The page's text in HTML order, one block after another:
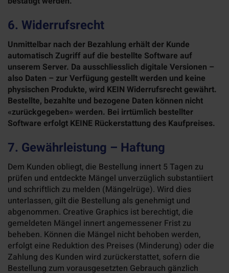
6. Widerrufsrecht
Unmittelbar nach der Bezahlung erhält der Kunde
automatisch Zugriff auf die bestellte Software auf
unserem Server. Da ausschliesslich digitale Versionen –
also Daten – zur Verfügung gestellt werden und keine
physischen Produkte, wird KEIN Widerrufsrecht gewährt.
Bestellte, bezahlte und bezogene Daten können nicht
«zurückgegeben» werden. Bei irrtümlich bestellter
Software erfolgt KEINE Rückerstattung des Kaufpreises.
7. Gewährleistung – Haftung
Dem Kunden obliegt, die Bestellung innert 5 Tagen zu
prüfen und entdeckte Mängel unverzüglich substantiiert
und schriftlich zu melden (Mängelrüge). Wird dies
unterlassen, gilt die Bestellung als genehmigt und
abgenommen. Creative Graphics ist berechtigt, die
gemeldeten Mängel innert angemessener Frist zu
beheben. Können die Mängel nicht behoben werden,
erfolgt eine Reduktion des Preises (Minderung) oder die
Zahlung des Kunden wird zurückerstattet, sofern die
Bestellung zum vorausgesetzten Gebrauch gänzlich